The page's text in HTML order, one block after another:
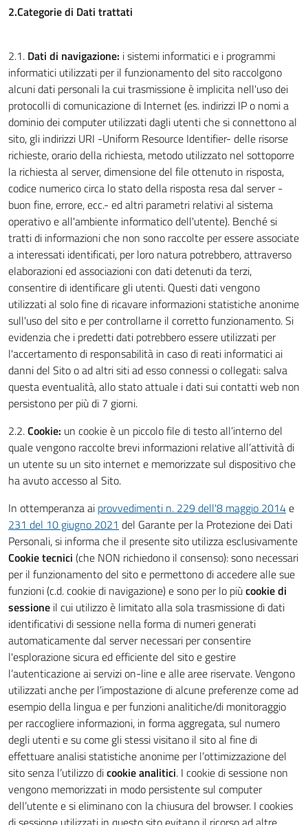
2.Categorie di Dati trattati
2.1. Dati di navigazione: i sistemi informatici e i programmi
informatici utilizzati per il funzionamento del sito raccolgono
alcuni dati personali la cui trasmissione è implicita nell'uso dei
protocolli di comunicazione di Internet (es. indirizzi IP o nomi a
dominio dei computer utilizzati dagli utenti che si connettono al
sito, gli indirizzi URI -Uniform Resource Identifier- delle risorse
richieste, orario della richiesta, metodo utilizzato nel sottoporre
la richiesta al server, dimensione del file ottenuto in risposta,
codice numerico circa lo stato della risposta resa dal server -
buon fine, errore, ecc.- ed altri parametri relativi al sistema
operativo e all'ambiente informatico dell'utente). Benché si
tratti di informazioni che non sono raccolte per essere associate
a interessati identificati, per loro natura potrebbero, attraverso
elaborazioni ed associazioni con dati detenuti da terzi,
consentire di identificare gli utenti. Questi dati vengono
utilizzati al solo fine di ricavare informazioni statistiche anonime
sull'uso del sito e per controllarne il corretto funzionamento. Si
evidenzia che i predetti dati potrebbero essere utilizzati per
l'accertamento di responsabilità in caso di reati informatici ai
danni del Sito o ad altri siti ad esso connessi o collegati: salva
questa eventualità, allo stato attuale i dati sui contatti web non
persistono per più di 7 giorni.
2.2.Cookie: un cookie è un piccolo file di testo all’interno del
quale vengono raccolte brevi informazioni relative all’attività di
un utente su un sito internet e memorizzate sul dispositivo che
ha avuto accesso al Sito.
In ottemperanza ai provvedimenti n. 229 dell'8 maggio 2014e
231 del 10 giugno 2021 del Garante per la Protezione dei Dati
Personali, si informa che il presente sito utilizza esclusivamente
Cookie tecnici (che NON richiedono il consenso): sono necessari
per il funzionamento del sito e permettono di accedere alle sue
funzioni (c.d. cookie di navigazione) e sono per lo piùcookie di
sessione il cui utilizzo è limitato alla sola trasmissione di dati
identificativi di sessione nella forma di numeri generati
automaticamente dal server necessari per consentire
l'esplorazione sicura ed efficiente del sito e gestire
l’autenticazione ai servizi on-line e alle aree riservate. Vengono
utilizzati anche per l’impostazione di alcune preferenze come ad
esempio della lingua e per funzioni analitiche/di monitoraggio
per raccogliere informazioni, in forma aggregata, sul numero
degli utenti e su come gli stessi visitano il sito al fine di
effettuare analisi statistiche anonime per l’ottimizzazione del
sito senza l’utilizzo dicookie analitici. I cookie di sessione non
vengono memorizzati in modo persistente sul computer
dell’utente e si eliminano con la chiusura del browser. I cookies